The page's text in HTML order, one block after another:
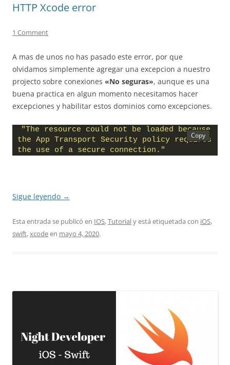
HTTP Xcode error
1 Comment
A mas de unos no has pasado este error, por que
olvidamos simplemente agregar una excepcion a nuestro
projecto sobre conexiones «No seguras», aunque es una
buena practica en algun momento necesitamos hacer
excepciones y habilitar estos dominios como excepciones.
"The resource could not be loaded because
the App Transport Security policy requires
the use of a secure connection."
Sigue leyendo →
Esta entrada se publicó en IOS,Tutorialy está etiquetada con iOS,
swift,xcodeen mayo 4, 2020.